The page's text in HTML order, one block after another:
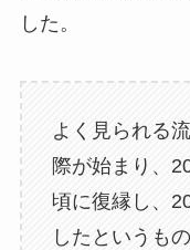
した。
よく見られる
際が始まり、
頃に復縁し、
したというもの